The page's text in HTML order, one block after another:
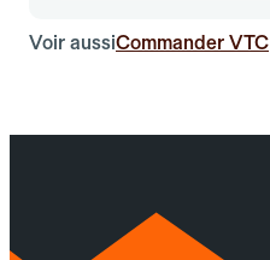
Voir aussiCommander VTC